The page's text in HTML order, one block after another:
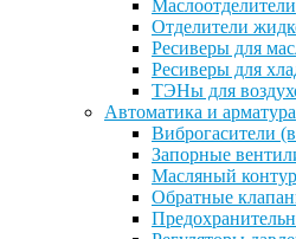
Маслоотделители
Отделители
Ресиверы для
Ресиверы для
ТЭНы для
Автоматика и арматура
Виброгасители
Запорные
Масляный контур
Обратные